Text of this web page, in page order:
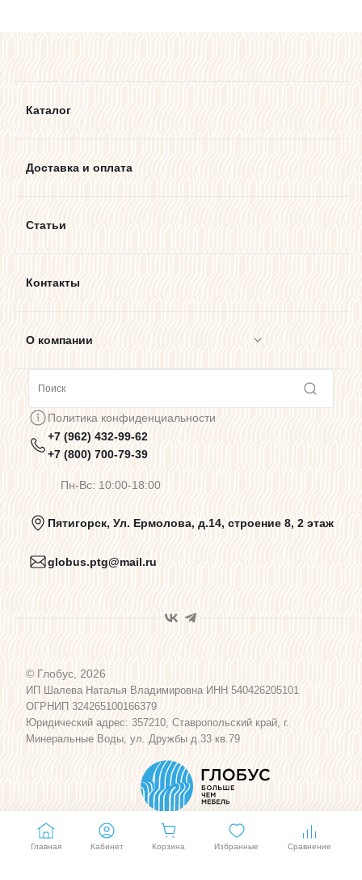
Каталог
Доставка и оплата
Статьи
Контакты
О компании
Предупреждения о цветопередаче
Политика конфиденциальности
Пользовательское соглашение
Программа лояльности
Карта сайта
Политика конфиденциальности
+7 (962) 432-99-62
+7 (800) 700-79-39
Пн-Вс: 10:00-18:00
Пятигорск, Ул. Ермолова, д.14, строение 8, 2 этаж
globus.ptg@mail.ru
© Глобус, 2026
ИП Шалева Наталья Владимировна ИНН 540426205101
ОГРНИП 324265100166379
Юридический адрес: 357210, Ставропольский край, г.
Минеральные Воды, ул. Дружбы д.33 кв.79
Главная Кабинет Корзина Избранные Сравнение